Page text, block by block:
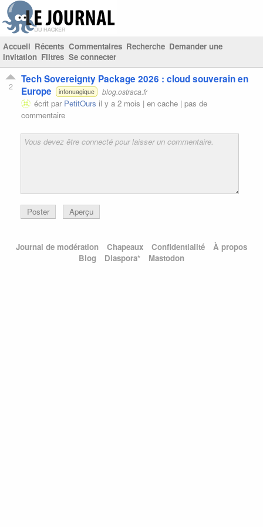
Accueil Récents Commentaires Recherche Demander une
invitation Filtres Se connecter
2
Tech Sovereignty Package 2026 : cloud souverain en
Europe
infonuagique blog.ostraca.fr
écrit par PetitOurs il y a 2 mois | en cache | pas de
commentaire
Poster Aperçu
Journal de modération Chapeaux Confidentialité
À propos
Blog
Diaspora* Mastodon